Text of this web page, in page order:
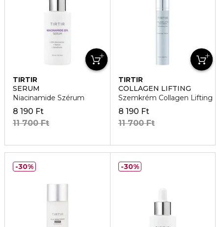
TIRTIR
SERUM
Niacinamide Szérum
8 190 Ft
11 700 Ft
TIRTIR
COLLAGEN LIFTING
Szemkrém Collagen Lifting
8 190 Ft
11 700 Ft
30% 30%